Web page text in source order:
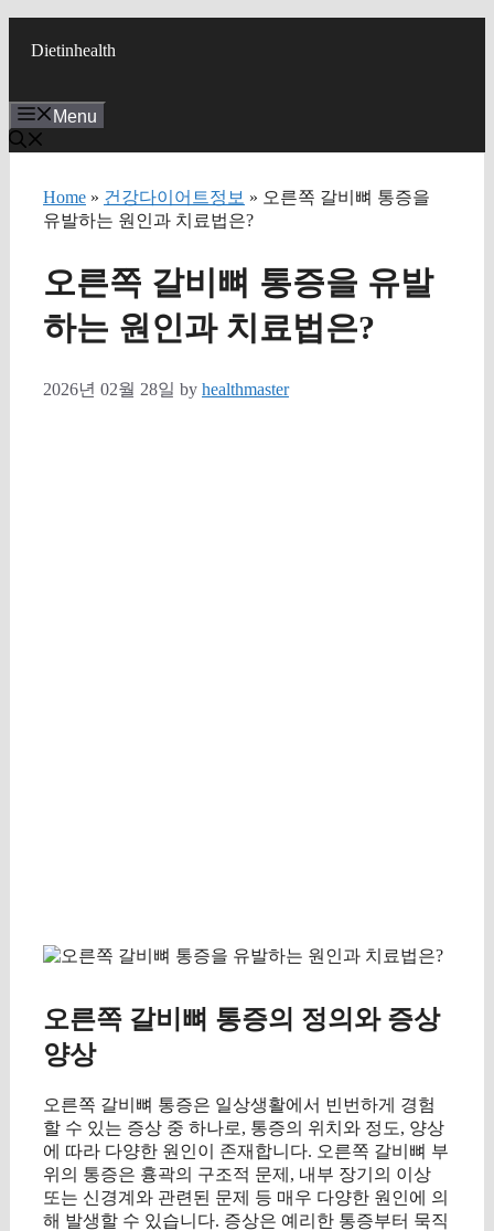
Dietinhealth
Menu
Home » 건강다이어트정보 » 오른쪽 갈비뼈 통증을
유발하는 원인과 치료법은?
오른쪽 갈비뼈 통증을 유발
하는 원인과 치료법은?
2026년 02월 28일 by healthmaster
오른쪽 갈비뼈 통증의 정의와 증상
양상
오른쪽 갈비뼈 통증은 일상생활에서 빈번하게 경험
할 수 있는 증상 중 하나로, 통증의 위치와 정도, 양상
에 따라 다양한 원인이 존재합니다. 오른쪽 갈비뼈 부
위의 통증은 흉곽의 구조적 문제, 내부 장기의 이상
또는 신경계와 관련된 문제 등 매우 다양한 원인에 의
해 발생할 수 있습니다. 증상은 예리한 통증부터 묵직